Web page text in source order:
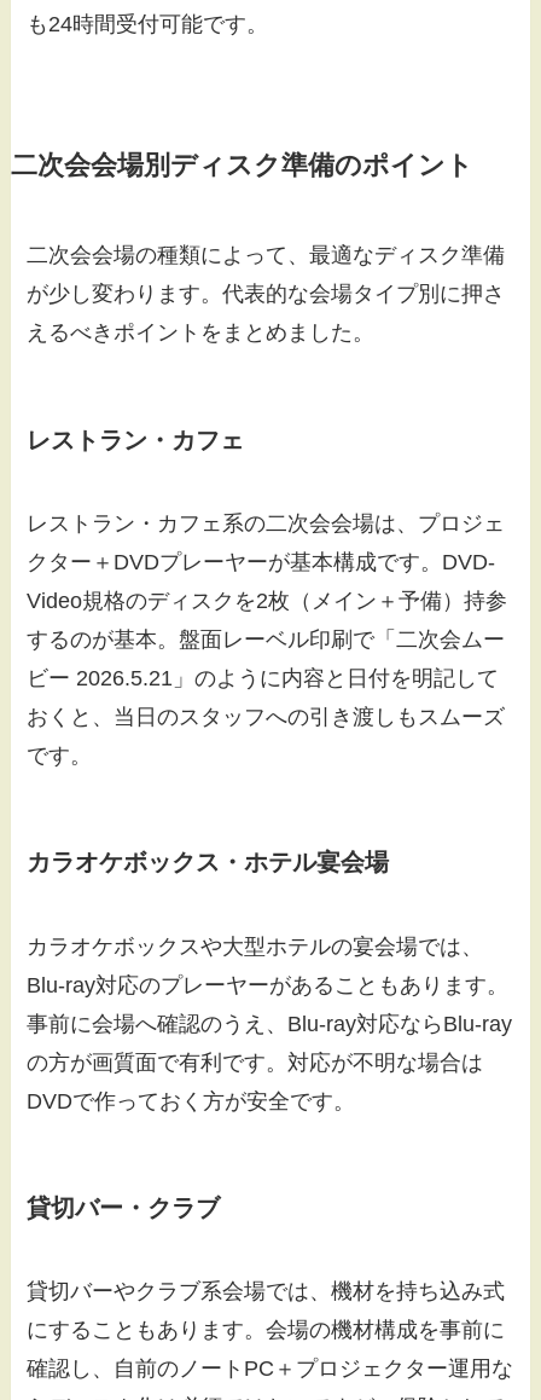
も24時間受付可能です。
二次会会場別ディスク準備のポイント
二次会会場の種類によって、最適なディスク準備
が少し変わります。代表的な会場タイプ別に押さ
えるべきポイントをまとめました。
レストラン・カフェ
レストラン・カフェ系の二次会会場は、プロジェ
クター＋DVDプレーヤーが基本構成です。DVD-
Video規格のディスクを2枚（メイン＋予備）持参
するのが基本。盤面レーベル印刷で「二次会ムー
ビー 2026.5.21」のように内容と日付を明記して
おくと、当日のスタッフへの引き渡しもスムーズ
です。
カラオケボックス・ホテル宴会場
カラオケボックスや大型ホテルの宴会場では、
Blu-ray対応のプレーヤーがあることもあります。
事前に会場へ確認のうえ、Blu-ray対応ならBlu-ray
の方が画質面で有利です。対応が不明な場合は
DVDで作っておく方が安全です。
貸切バー・クラブ
貸切バーやクラブ系会場では、機材を持ち込み式
にすることもあります。会場の機材構成を事前に
確認し、自前のノートPC＋プロジェクター運用な